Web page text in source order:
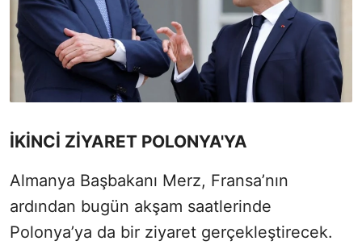
İKİNCİ ZİYARET POLONYA'YA
Almanya Başbakanı Merz, Fransa’nın
ardından bugün akşam saatlerinde
Polonya’ya da bir ziyaret gerçekleştirecek.